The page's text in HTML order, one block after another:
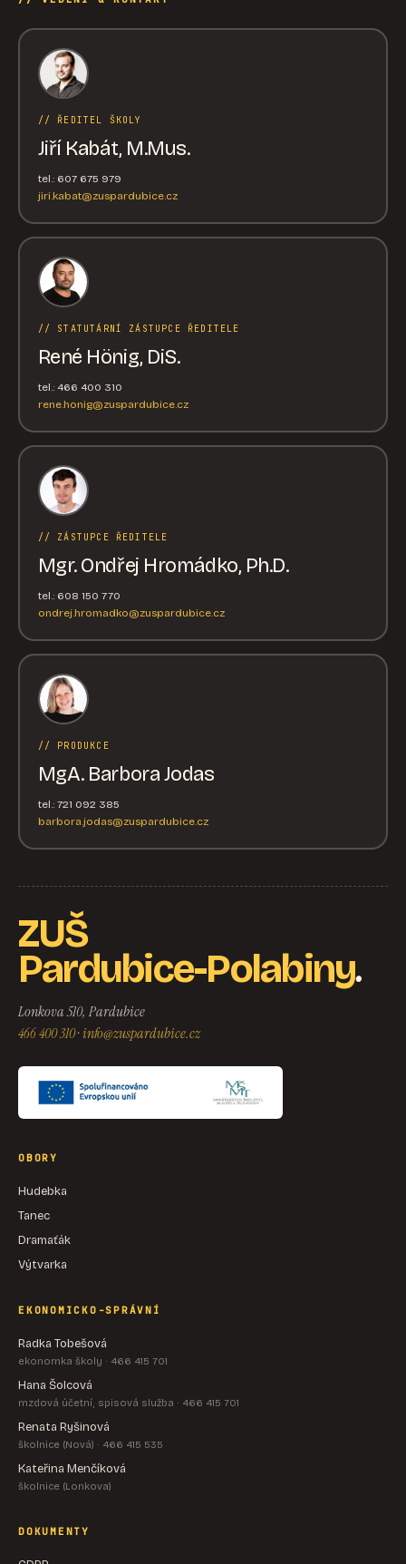
// ŘEDITEL ŠKOLY
Jiří Kabát, M.Mus.
tel.: 607 675 979
jiri.kabat@zuspardubice.cz
// STATUTÁRNÍ ZÁSTUPCE ŘEDITELE
René Hönig, DiS.
tel.: 466 400 310
rene.honig@zuspardubice.cz
// ZÁSTUPCE ŘEDITELE
Mgr. Ondřej Hromádko, Ph.D.
tel.: 608 150 770
ondrej.hromadko@zuspardubice.cz
// PRODUKCE
MgA. Barbora Jodas
tel.: 721 092 385
barbora.jodas@zuspardubice.cz
ZUŠ
Pardubice-Polabiny.
Lonkova 510, Pardubice
466 400 310·info@zuspardubice.cz
OBORY
Hudebka
Tanec
Dramaťák
Výtvarka
EKONOMICKO-SPRÁVNÍ
Radka Tobešová
ekonomka školy · 466 415 701
Hana Šolcová
mzdová účetní, spisová služba · 466 415 701
Renata Ryšinová
školnice (Nová) · 466 415 535
Kateřina Menčíková
školnice (Lonkova)
DOKUMENTY